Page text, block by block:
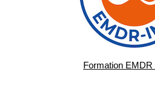
Formation